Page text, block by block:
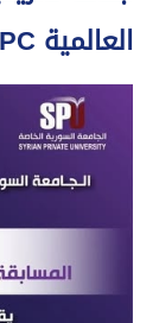
العالمية ICPC